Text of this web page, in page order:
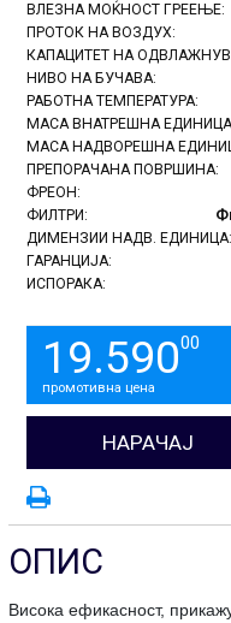
ВЛЕЗНА МОЌНОСТ ГРЕЕЊЕ:
ПРОТОК НА ВОЗДУХ:
КАПАЦИТЕТ НА
НИВО НА БУЧАВА:
РАБОТНА ТЕМПЕРАТУРА:
МАСА ВНАТРЕШНА
МАСА НАДВОРЕШНА
ПРЕПОРАЧАНА ПОВРШИНА:
ФРЕОН:
ФИЛТРИ:
ДИМЕНЗИИ НАДВ. ЕДИНИЦА:
ГАРАНЦИЈА:
ИСПОРАКА:
19.59000
промотивна цена
НАРАЧАЈ
ОПИС
Висока ефикасност,